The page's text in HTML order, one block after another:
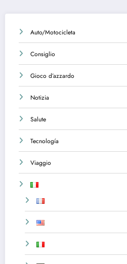
Auto/Motocicleta
Consiglio
Gioco d’azzardo
Notizia
Salute
Tecnología
Viaggio